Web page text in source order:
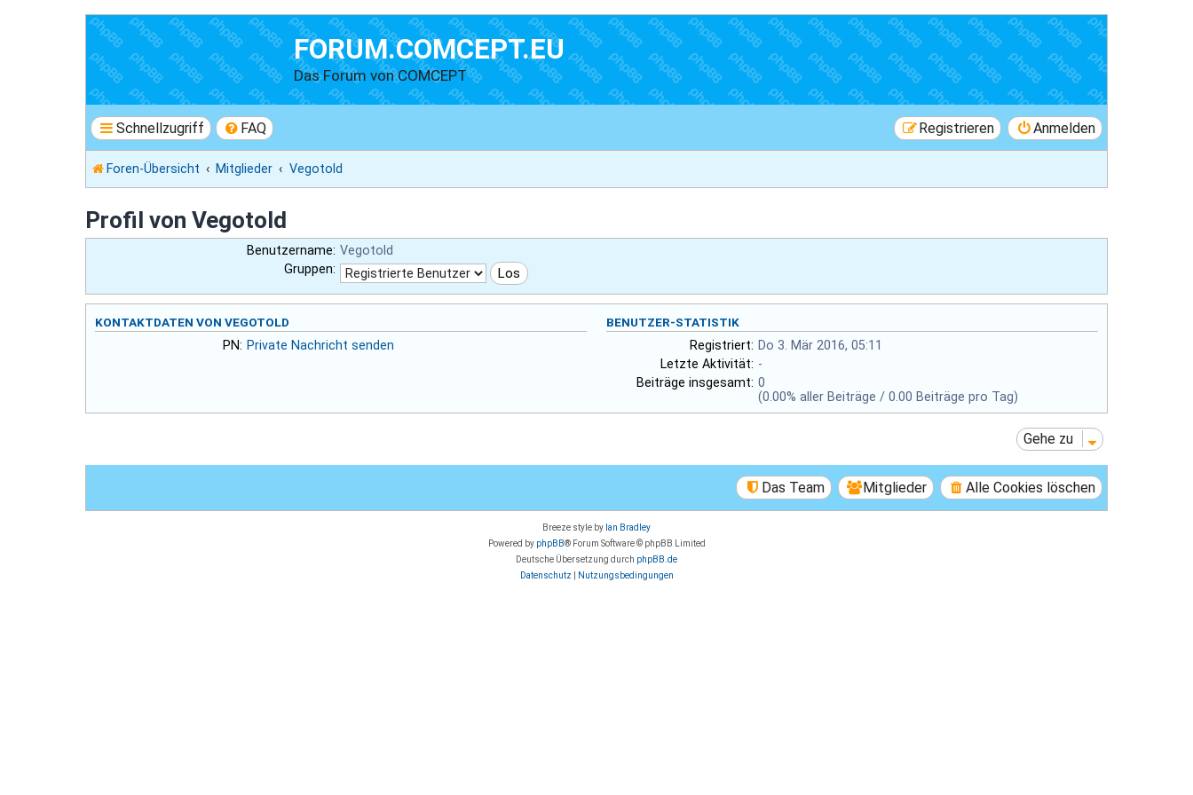
FORUM.COMCEPT.EU
Das Forum von COMCEPT
Schnellzugriff FAQ Anmelden
Registrieren
Foren-Übersicht Mitglieder Vegotold
Profil von Vegotold
Benutzername: Vegotold
Gruppen:
KONTAKTDATEN VON VEGOTOLD
PN: Private Nachricht senden
BENUTZER-STATISTIK
Registriert: Do 3. Mär 2016, 05:11
Letzte Aktivität: -
Beiträge insgesamt: 0
(0.00% aller Beiträge / 0.00 Beiträge pro Tag)
Gehe zu
Alle Cookies löschen
Mitglieder
Das Team
Breeze style by Ian Bradley
Powered by phpBB® Forum Software © phpBB Limited
Deutsche Übersetzung durch phpBB.de
Datenschutz
Nutzungsbedingungen